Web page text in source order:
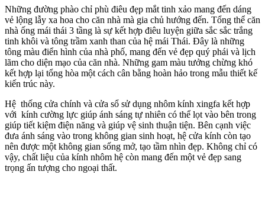
Những đường phào chỉ phù điêu đẹp mắt tinh xảo mang đến dáng
vẻ lộng lẫy xa hoa cho căn nhà mà gia chủ hướng đến. Tổng thể căn
nhà ống mái thái 3 tầng là sự kết hợp điêu luyện giữa sắc sắc trắng
tinh khôi và tông trầm xanh than của hệ mái Thái. Đây là những
tông màu điển hình của nhà phố, mang đến vẻ đẹp quý phái và lịch
lãm cho diện mạo của căn nhà. Những gam màu tưởng chừng khó
kết hợp lại tổng hòa một cách cân bằng hoàn hảo trong mẫu thiết kế
kiến trúc này.
Hệ thống cửa chính và cửa sổ sử dụng nhôm kính xingfa kết hợp
với kính cường lực giúp ánh sáng tự nhiên có thể lọt vào bên trong
giúp tiết kiệm điện năng và giúp vệ sinh thuận tiện. Bên cạnh việc
đưa ánh sáng vào trong không gian sinh hoạt, hệ cửa kính còn tạo
nên được một không gian sống mở, tạo tầm nhìn đẹp. Không chỉ có
vậy, chất liệu của kính nhôm hệ còn mang đến một vẻ đẹp sang
trọng ấn tượng cho ngoại thất.